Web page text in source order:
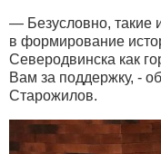
— Безусловно, такие
в формирование
Северодвинска как
Вам за поддержку, -
Старожилов.